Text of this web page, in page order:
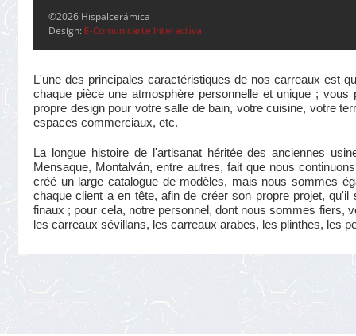
©2026 Hispalcerámica
Design: E-Comunicarte Interactiva
L'une des principales caractéristiques de nos carreaux est
chaque pièce une atmosphère personnelle et unique ;
propre design pour votre salle de bain, votre cuisine, votre
espaces commerciaux, etc.
La longue histoire de l'artisanat héritée des anciennes
Mensaque, Montalván, entre autres, fait que nous
créé un large catalogue de modèles, mais nous sommes
chaque client a en tête, afin de créer son propre projet,
finaux ; pour cela, notre personnel, dont nous sommes fiers,
les carreaux sévillans, les carreaux arabes, les plinthes, les